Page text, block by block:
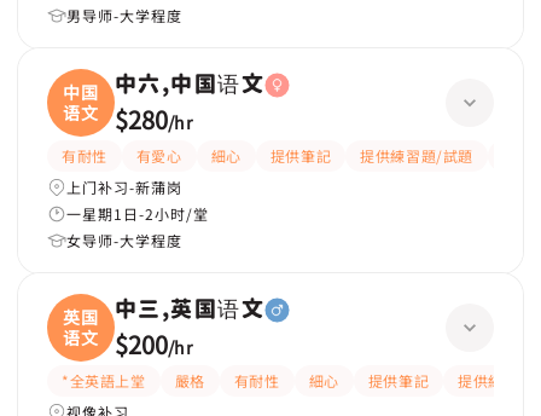
男导师-大学程度
中国
语文
中六,中国语文
$280/hr
有耐性 有愛心 細心 提供筆記 提供練習題/試題
上门补习-新蒲岗
一星期1日-2小时/堂
女导师-大学程度
英国
语文
中三,英国语文
$200/hr
*全英語上堂 嚴格 有耐性 細心 提供筆記
提供練習題
视像补习